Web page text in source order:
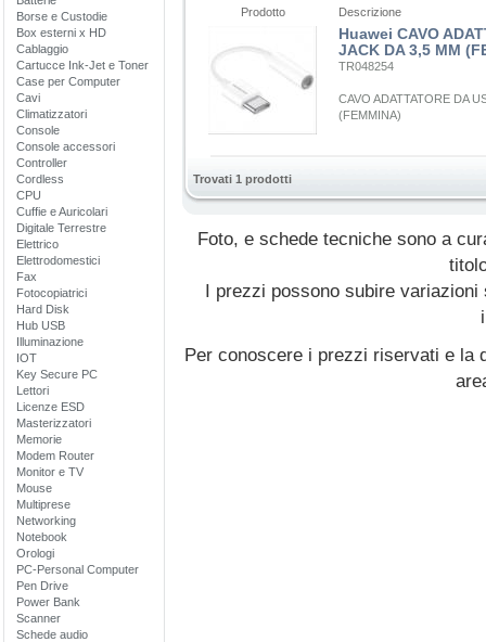
Borse e Custodie
Box esterni x HD
Cablaggio
Cartucce Ink-Jet e Toner
Case per Computer
Cavi
Climatizzatori
Console
Console accessori
Controller
Cordless
CPU
Cuffie e Auricolari
Digitale Terrestre
Elettrico
Elettrodomestici
Fax
Fotocopiatrici
Hard Disk
Hub USB
Illuminazione
IOT
Key Secure PC
Lettori
Licenze ESD
Masterizzatori
Memorie
Modem Router
Monitor e TV
Mouse
Multiprese
Networking
Notebook
Orologi
PC-Personal Computer
Pen Drive
Power Bank
Scanner
Schede audio
Prodotto Descrizione
Huawei CAVO
JACK DA 3,5 MM
TR048254
CAVO ADATTATORE DA
(FEMMINA)
Trovati 1 prodotti
Foto, e schede tecniche sono a
I prezzi possono subire
Per conoscere i prezzi riservati e la